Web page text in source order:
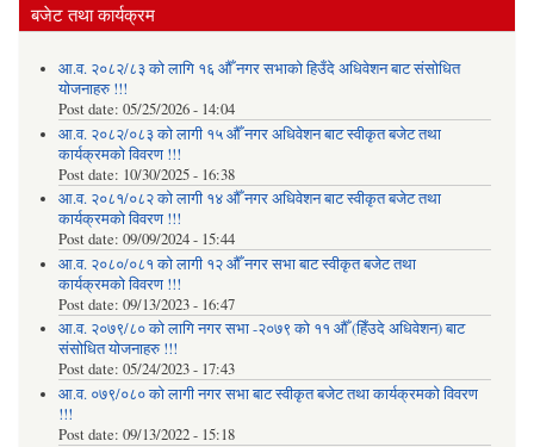
बजेट तथा कार्यक्रम
आ.व. २०८२/८३ को लागि १६ औँ नगर सभाको हिउँदे अधिवेशन बाट संसोधित
योजनाहरु !!!
Post date: 05/25/2026 - 14:04
आ.व. २०८२/०८३ को लागी १५ औँ नगर अधिवेशन बाट स्वीकृत बजेट तथा
कार्यक्रमको विवरण !!!
Post date: 10/30/2025 - 16:38
आ.व. २०८१/०८२ को लागी १४ औँ नगर अधिवेशन बाट स्वीकृत बजेट तथा
कार्यक्रमको विवरण !!!
Post date: 09/09/2024 - 15:44
आ.व. २०८०/०८१ को लागी १२ औँ नगर सभा बाट स्वीकृत बजेट तथा
कार्यक्रमको विवरण !!!
Post date: 09/13/2023 - 16:47
आ.व. २०७९/८० को लागि नगर सभा -२०७९ को ११ औँ (हिँउदे अधिवेशन) बाट
संसोधित योजनाहरु !!!
Post date: 05/24/2023 - 17:43
आ.व. ०७९/०८० को लागी नगर सभा बाट स्वीकृत बजेट तथा कार्यक्रमको विवरण
!!!
Post date: 09/13/2022 - 15:18